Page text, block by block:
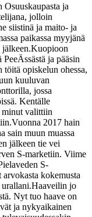
ja
jolloin
siistinä ja maito- ja
paikassa myyjänä
Kuopioon
ja pääsin
opiskelun ohessa,
kuuluvan
jossa
Kentälle
minut valittiin
Vuonna 2017 hain
sain muun muassa
jälkeen tie vei
S-marketiin. Viime
S-
kokemusta
Haaveilin jo
Nyt tuo haave on
ja nykyaikainen